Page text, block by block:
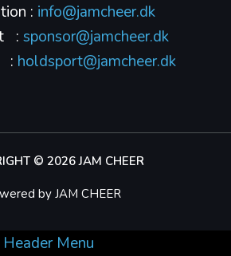
: info@jamcheer.dk
: sponsor@jamcheer.dk
: holdsport@jamcheer.dk
© 2026 JAM CHEER
by JAM CHEER